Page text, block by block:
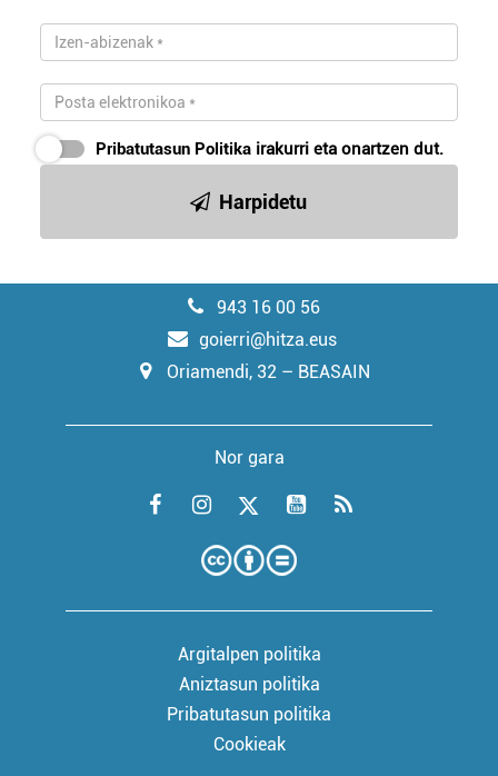
Pribatutasun Politika irakurri eta onartzen dut.
Harpidetu
943 16 00 56
goierri@hitza.eus
Oriamendi, 32 – BEASAIN
Nor gara
Argitalpen politika
Aniztasun politika
Pribatutasun politika
Cookieak